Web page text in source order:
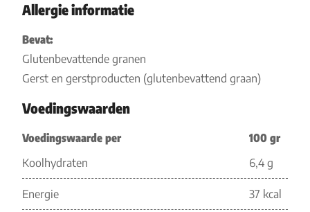
Allergie informatie
Bevat:
Glutenbevattende granen
Gerst en gerstproducten (glutenbevattend graan)
Voedingswaarden
Voedingswaarde per
100 gr
Koolhydraten
6,4 g
Energie 37 kcal